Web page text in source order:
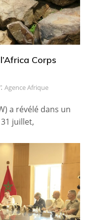
Corps
Agence Afrique
a révélé dans un
juillet,